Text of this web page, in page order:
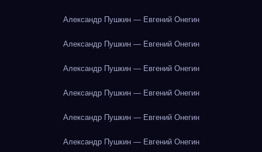
Александр Пушкин — Евгений Онегин
Александр Пушкин — Евгений Онегин
Александр Пушкин — Евгений Онегин
Александр Пушкин — Евгений Онегин
Александр Пушкин — Евгений Онегин
Александр Пушкин — Евгений Онегин